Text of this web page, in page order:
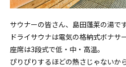
サウナーの皆さん、島田蓬莱の湯です
ドライサウナは電気の格納式ボナサ
座席は3段式で低・中・高温。
ぴりぴりするほどの熱さじゃないか